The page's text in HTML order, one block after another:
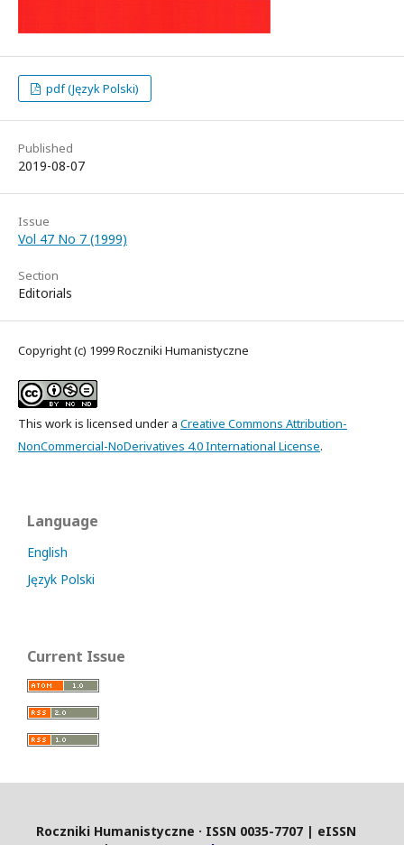
pdf (Język Polski)
Published
2019-08-07
Issue
Vol 47 No 7 (1999)
Section
Editorials
Copyright (c) 1999 Roczniki Humanistyczne
This work is licensed under a Creative Commons Attribution-
NonCommercial-NoDerivatives 4.0 International License.
Language
English
Język Polski
Current Issue
Roczniki Humanistyczne · ISSN 0035-7707 | eISSN